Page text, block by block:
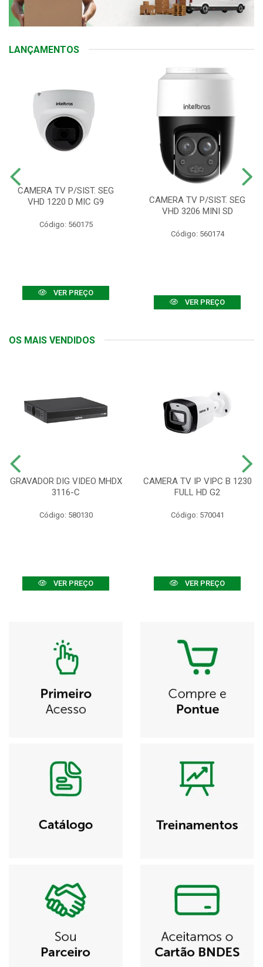
LANÇAMENTOS
CAMERA TV P/SIST. SEG
VHD 1220 D MIC G9
Código: 560175
VER PREÇO
CAMERA TV P/SIST. SEG
VHD 3206 MINI SD
Código: 560174
VER PREÇO
OS MAIS VENDIDOS
GRAVADOR DIG VIDEO MHDX
3116-C
Código: 580130
VER PREÇO
CAMERA TV IP VIPC B 1230
FULL HD G2
Código: 570041
VER PREÇO